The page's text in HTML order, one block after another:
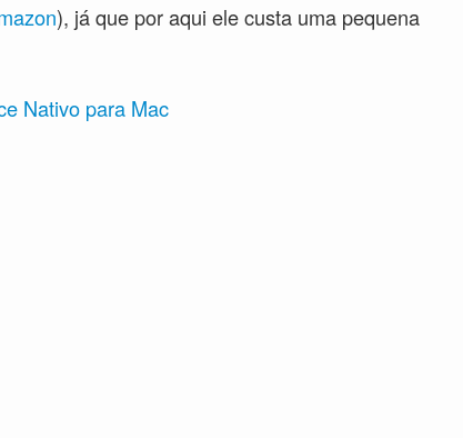
), já que por aqui ele custa uma pequena
Nativo para Mac